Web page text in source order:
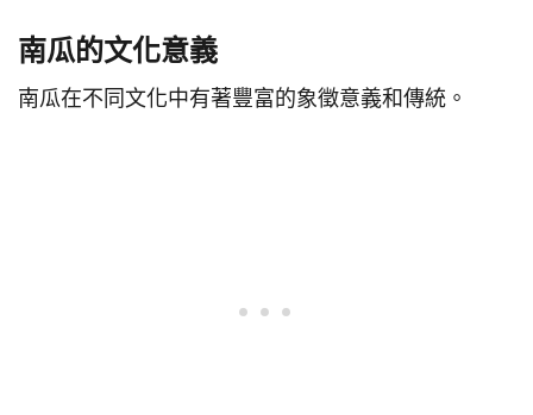
南瓜的文化意義
南瓜在不同文化中有著豐富的象徵意義和傳統。